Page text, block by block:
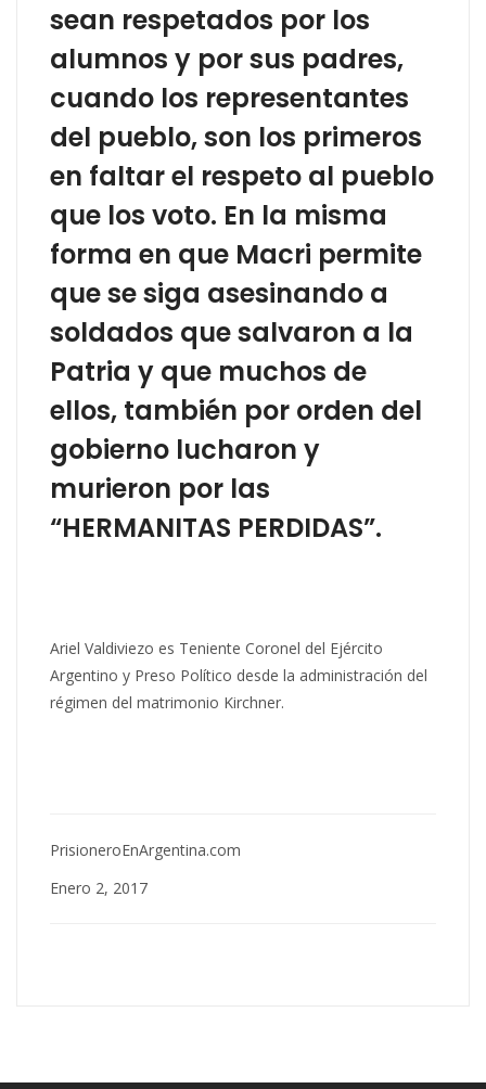
sean respetados por los
alumnos y por sus padres,
cuando los representantes
del pueblo, son los primeros
en faltar el respeto al pueblo
que los voto. En la misma
forma en que Macri permite
que se siga asesinando a
soldados que salvaron a la
Patria y que muchos de
ellos, también por orden del
gobierno lucharon y
murieron por las
“HERMANITAS PERDIDAS”.
Ariel Valdiviezo es Teniente Coronel del Ejército
Argentino y Preso Político desde la administración del
régimen del matrimonio Kirchner.
PrisioneroEnArgentina.com
Enero 2, 2017